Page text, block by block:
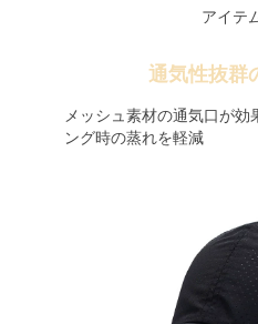
アイテ
通気性抜群
メッシュ素材の通気口が効
ング時の蒸れを軽減